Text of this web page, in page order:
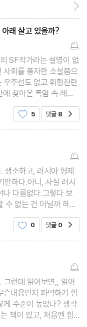
아래 살고 있을까?
SF작가라는 설명이 없
사회를 풍자한 소설쯤으
주선도 없고 휘황찬란
찾아온 폭염 속 레닌
를 오르락내리락 할 뿐
학
5 댓글 8
생소하고, 러시아 형제
만하다.아니, 사실 러시
나 다름없다.그렇다 보
수 없는 건 아닐까 하는
한 설명과 책 뒷표지을
0 댓글 0
런데 읽어보면,, 읽어
내용인지 파악하기 힘
수준이 높았나? 생각